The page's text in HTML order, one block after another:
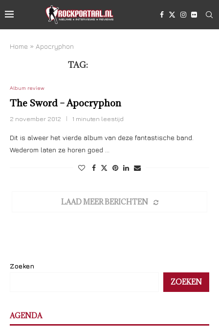
Home » Apocryphon
TAG:
Album review
The Sword – Apocryphon
2 november 2012 1 minuten leestijd
Dit is alweer het vierde album van deze fantastische band.
Wederom laten ze horen goed …
LAAD MEER BERICHTEN
Zoeken
ZOEKEN
AGENDA